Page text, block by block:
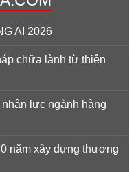
AI 2026
chữa lành từ thiên
lực ngành hàng
năm xây dựng thương